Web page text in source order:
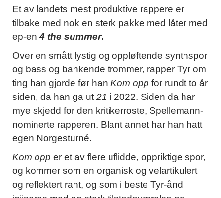
Et av landets mest produktive rappere er
tilbake med nok en sterk pakke med låter med
ep-en4 the summer.
Over en smått lystig og oppløftende synthspor
og bass og bankende trommer, rapper Tyr om
ting han gjorde før han Kom opp for rundt to år
siden, da han ga ut 21 i 2022. Siden da har
mye skjedd for den kritikerroste, Spellemann-
nominerte rapperen. Blant annet har han hatt
egen Norgesturné.
Kom opp er et av flere uflidde, oppriktige spor,
og kommer som en organisk og velartikulert
og reflektert rant, og som i beste Tyr-ånd